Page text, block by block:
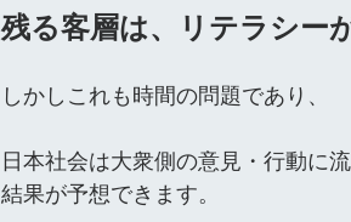
残る客層は、リテラシー
しかしこれも時間の問題であり、
日本社会は大衆側の意見・行動に
結果が予想できます。